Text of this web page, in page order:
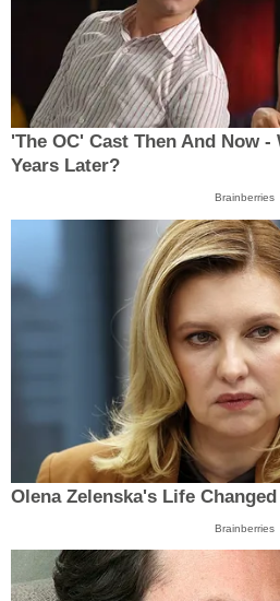
'The OC' Cast Then And Now -
Years Later?
Brainberries
Olena Zelenska's Life
Brainberries